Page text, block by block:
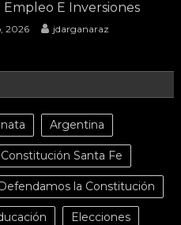
E Inversiones
2026 jdarganaraz
Argentina
Constitución Santa Fe
Defendamos la Constitución
Elecciones